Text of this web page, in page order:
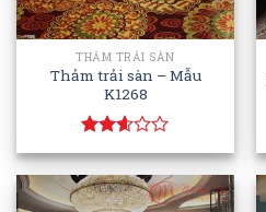
THẢM TRẢI SÀN
Thảm trải sàn – Mẫu
K1268
Rated
2.58
out of
5